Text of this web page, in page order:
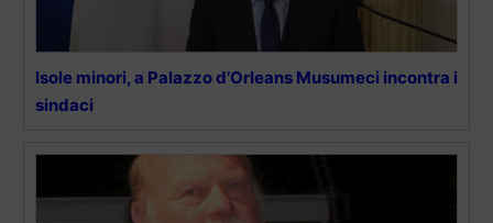
Isole minori, a Palazzo d’Orleans Musumeci incontra i
sindaci